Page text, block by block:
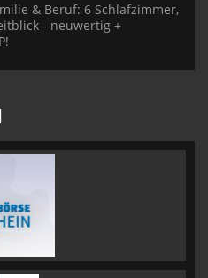
& Beruf: 6 Schlafzimmer,
- neuwertig +